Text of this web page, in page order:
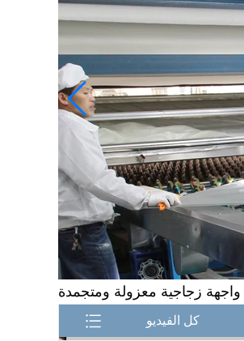
واجهة زجاجية معزولة ومتجمدة
كل الفيديو